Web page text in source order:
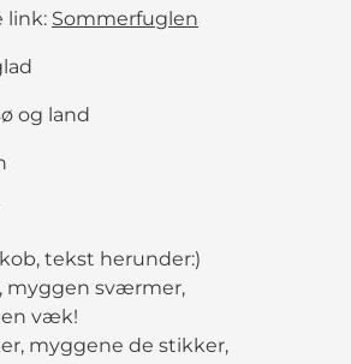
link: Sommerfuglen
og land
tekst herunder:)
myggen sværmer,
væk!
myggene de stikker,